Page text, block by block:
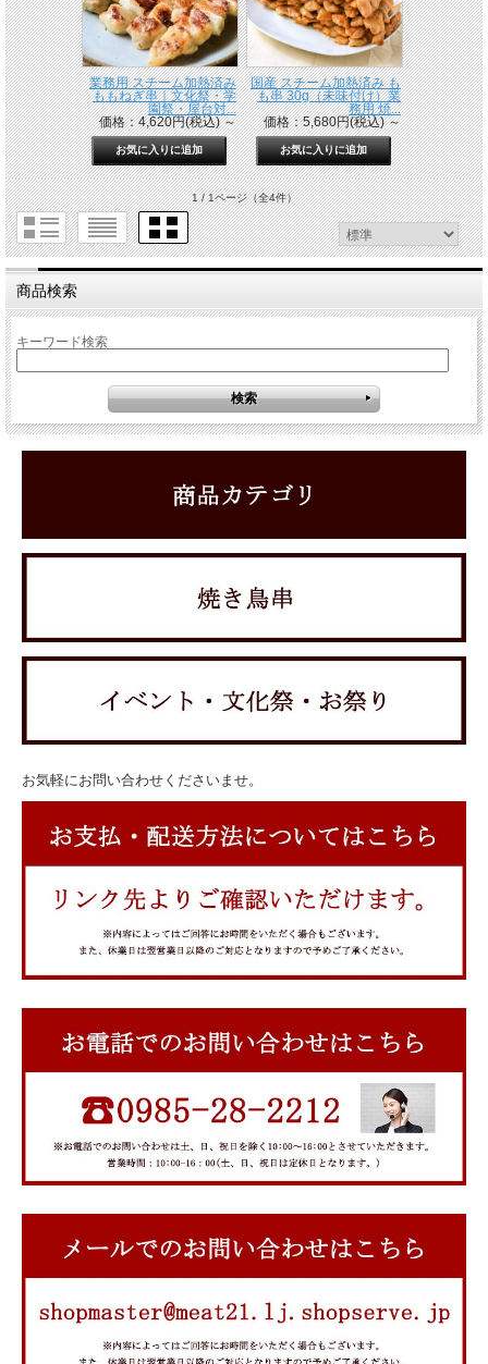
業務用 スチーム加熱済み
ももねぎ串｜文化祭・学
園祭・屋台対...
価格：4,620円(税込)～
国産 スチーム加熱済み も
も串 30g（未味付け）業
務用 焼...
価格：5,680円(税込)～
1 / 1ページ（全4件）
商品検索
キーワード検索
お気軽にお問い合わせくださいませ。